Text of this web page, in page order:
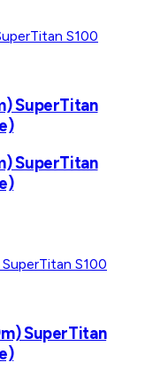
SuperTitan
SuperTitan
SuperTitan